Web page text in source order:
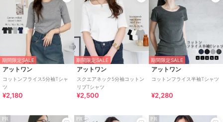
期間限定SALE
アットワン
コットンフライス5分袖Tシャ
ツ
¥2,180
期間限定SALE
アットワン
スクエアネック5分袖コットン
リブTシャツ
¥2,500
期間限定SALE
アットワン
コットンフライス半袖Tシャツ
¥2,280
PR PR PR